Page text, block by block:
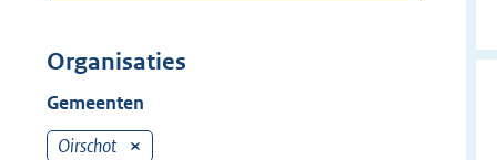
Organisaties
Gemeenten
Oirschot